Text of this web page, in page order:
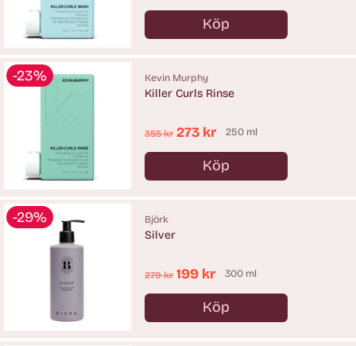
pris
Köp
Antal
-23% Kevin Murphy
Killer Curls Rinse
Ordinarie
pris
355 kr 273 kr 250 ml
Köp
Antal
-29% Björk
Silver
Ordinarie
pris
279 kr 199 kr 300 ml
Köp
Antal